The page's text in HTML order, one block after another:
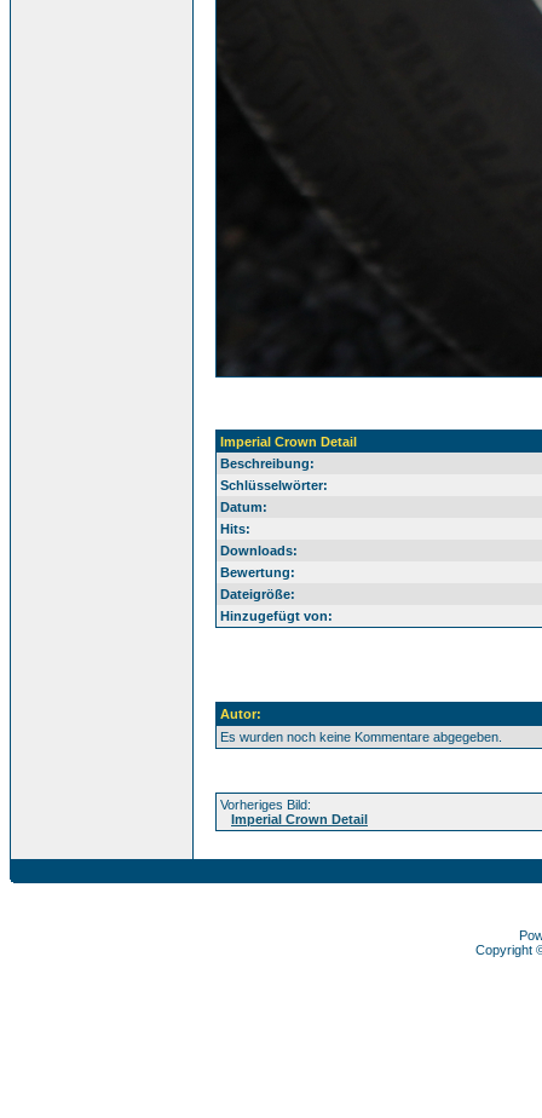
Imperial Crown Detail
Beschreibung:
Schlüsselwörter:
Datum:
Hits:
Downloads:
Bewertung:
Dateigröße:
Hinzugefügt von:
Autor:
Es wurden noch keine Kommentare abgegeben.
Vorheriges Bild:
Imperial Crown Detail
Copyright